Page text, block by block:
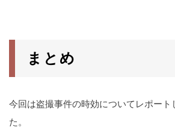
まとめ
今回は盗撮事件の時効についてレポート
た。